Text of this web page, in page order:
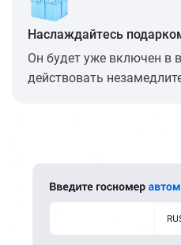
Наслаждайтесь
Он будет уже включен в
действовать